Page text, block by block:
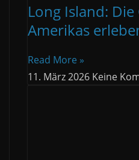
Long Island: Die
Amerikas
Read More »
11. März 2026 Keine